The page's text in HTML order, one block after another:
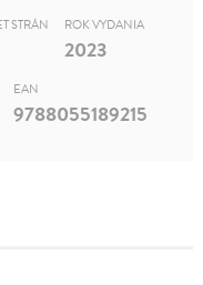
STRÁN ROK VYDANIA
2023
EAN
9788055189215